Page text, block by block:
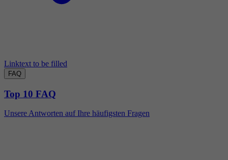
Linktext to be filled
FAQ
Top 10 FAQ
Unsere Antworten auf Ihre häufigsten Fragen